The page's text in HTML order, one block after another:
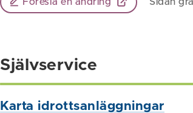
Föreslå en ändring Sidan
Självservice
Karta idrottsanläggningar